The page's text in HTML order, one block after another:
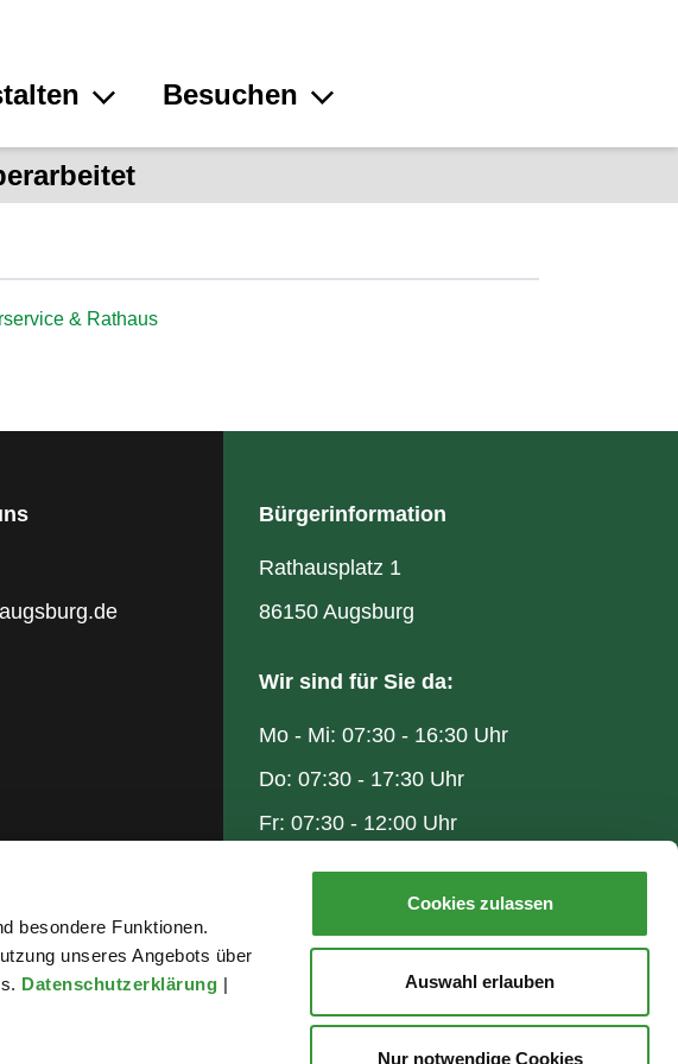
besondere Funktionen.
unseres Angebots über
Datenschutzerklärung |
Cookies zulassen
Auswahl erlauben
Nur notwendige Cookies
Besuchen
& Rathaus
Bürgerinformation
Rathausplatz 1
86150 Augsburg
Wir sind für Sie da:
Mo - Mi: 07:30 - 16:30 Uhr
Do: 07:30 - 17:30 Uhr
Fr: 07:30 - 12:00 Uhr